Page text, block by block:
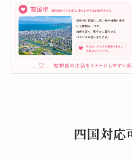
四国対応